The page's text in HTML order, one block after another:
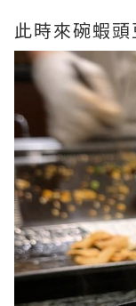
此時來碗蝦